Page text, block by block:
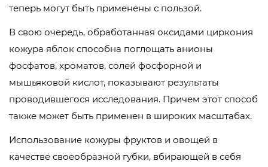
теперь могут быть применены с пользой.
В свою очередь, обработанная оксидами циркония
кожура яблок способна поглощать анионы
фосфатов, хроматов, солей фосфорной и
мышьяковой кислот, показывают результаты
проводившегося исследования. Причем этот способ
также может быть применен в широких масштабах.
Использование кожуры фруктов и овощей в
качестве своеобразной губки, вбирающей в себя